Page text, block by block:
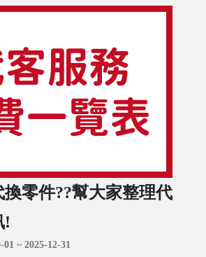
換零件??幫大家整理代
!
~ 2025-12-31